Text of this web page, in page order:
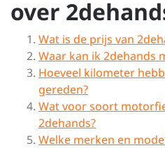
over
Wat is de prijs van
Waar kan ik 2dehands
Hoeveel kilometer
gereden?
Wat voor soort
2dehands?
Welke merken en